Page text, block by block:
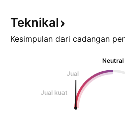
Teknikal
Kesimpulan dari cadangan
Neutral
Jual
Jual kuat